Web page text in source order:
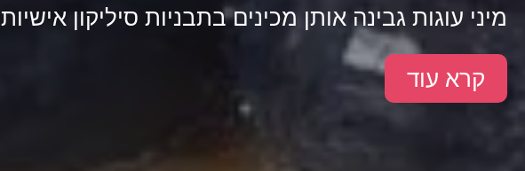
מיני עוגות גבינה אותן מכינים בתבניות סיליקון אישיות
קרא עוד